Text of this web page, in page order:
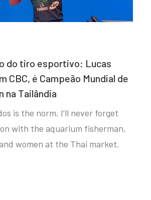
do tiro esportivo: Lucas
CBC, é Campeão Mundial de
na Tailândia
is the norm. I’ll never forget
with the aquarium fisherman,
women at the Thai market.